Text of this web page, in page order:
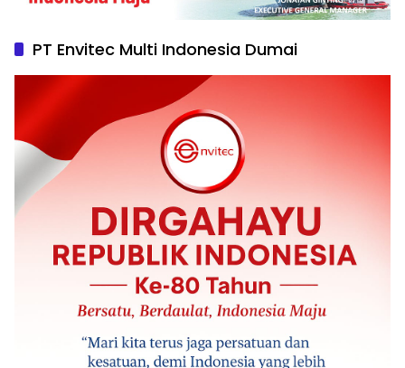
PT Envitec Multi Indonesia Dumai